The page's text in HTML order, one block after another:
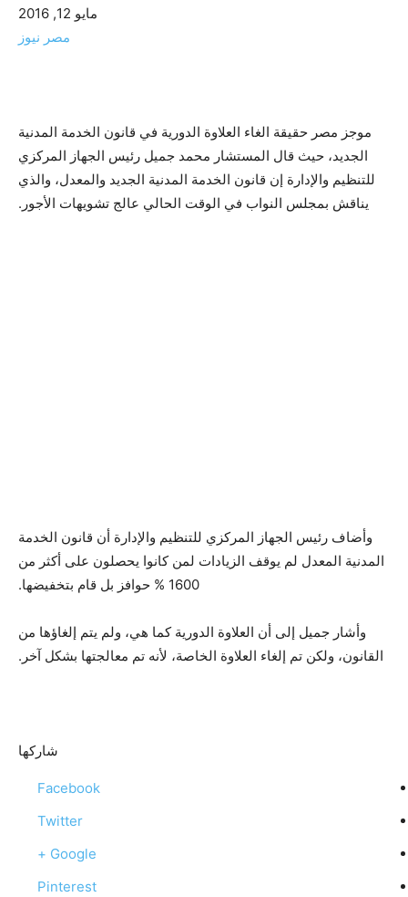
مايو 12, 2016
مصر نيوز
موجز مصر حقيقة الغاء العلاوة الدورية في قانون الخدمة المدنية
الجديد، حيث قال المستشار محمد جميل رئيس الجهاز المركزي
للتنظيم والإدارة إن قانون الخدمة المدنية الجديد والمعدل، والذي
يناقش بمجلس النواب في الوقت الحالي عالج تشويهات الأجور.
وأضاف رئيس الجهاز المركزي للتنظيم والإدارة أن قانون الخدمة
المدنية المعدل لم يوقف الزيادات لمن كانوا يحصلون على أكثر من
1600 % حوافز بل قام بتخفيضها.
وأشار جميل إلى أن العلاوة الدورية كما هي، ولم يتم إلغاؤها من
القانون، ولكن تم إلغاء العلاوة الخاصة، لأنه تم معالجتها بشكل آخر.
شاركها
Facebook
Twitter
Google +
Pinterest